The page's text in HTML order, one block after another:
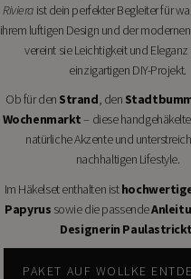
DIY
Shops
selbermachen.
Rivieraist dein perfekter Begleiter für
ihrem luftigen Design und der modernen
vereint sie Leichtigkeit und
einzigartigen DIY-Projekt.
Ob für den Strand, den
Wochenmarkt– diese
natürliche Akzente und
nachhaltigen Lifestyle.
Im Häkelset enthalten ist
Papyrus sowie die passende
Designerin Paulastrickt
PAKET AUF WOLLKE